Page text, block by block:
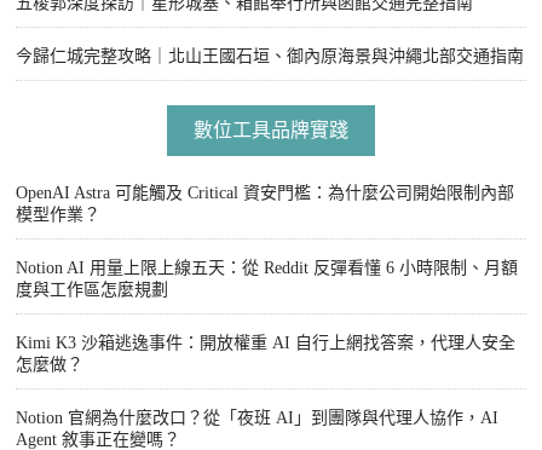
今歸仁城完整攻略｜北山王國石垣、御內原海景與沖繩北部交通指南
數位工具品牌實踐
OpenAI Astra 可能觸及 Critical 資安門檻：為什麼公司開始限制內部
模型作業？
Notion AI 用量上限上線五天：從 Reddit 反彈看懂 6 小時限制、月額
度與工作區怎麼規劃
Kimi K3 沙箱逃逸事件：開放權重 AI 自行上網找答案，代理人安全
怎麼做？
Notion 官網為什麼改口？從「夜班 AI」到團隊與代理人協作，AI
Agent 敘事正在變嗎？